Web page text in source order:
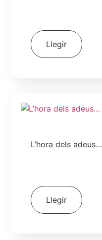
Llegir
L’hora dels adeus…
Llegir